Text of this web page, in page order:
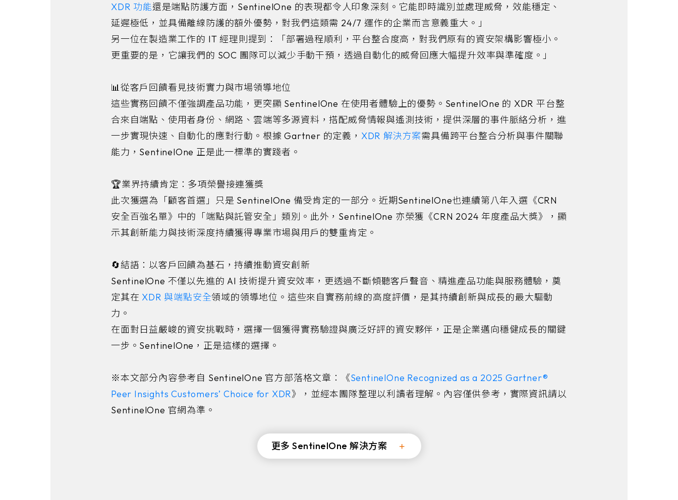
XDR 功能還是端點防護方面，SentinelOne 的表現都令人印象深刻。它能即時識別並處理威脅，效能穩定、
延遲極低，並具備離線防護的額外優勢，對我們這類需 24/7 運作的企業而言意義重大。」
另一位在製造業工作的 IT 經理則提到：「部署過程順利，平台整合度高，對我們原有的資安架構影響極小。
更重要的是，它讓我們的 SOC 團隊可以減少手動干預，透過自動化的威脅回應大幅提升效率與準確度。」
📊從客戶回饋看見技術實力與市場領導地位
這些實務回饋不僅強調產品功能，更突顯 SentinelOne 在使用者體驗上的優勢。SentinelOne 的 XDR 平台整
合來自端點、使用者身份、網路、雲端等多源資料，搭配威脅情報與遙測技術，提供深層的事件脈絡分析，進
一步實現快速、自動化的應對行動。根據 Gartner 的定義， XDR 解決方案需具備跨平台整合分析與事件關聯
能力，SentinelOne 正是此一標準的實踐者。
🏆業界持續肯定：多項榮譽接連獲獎
此次獲選為「顧客首選」只是 SentinelOne 備受肯定的一部分。近期SentinelOne也連續第八年入選《CRN
安全百強名單》中的「端點與託管安全」類別。此外，SentinelOne 亦榮獲《CRN 2024 年度產品大獎》，顯
示其創新能力與技術深度持續獲得專業市場與用戶的雙重肯定。
🔄結語：以客戶回饋為基石，持續推動資安創新
SentinelOne 不僅以先進的 AI 技術提升資安效率，更透過不斷傾聽客戶聲音、精進產品功能與服務體驗，奠
定其在 XDR 與端點安全領域的領導地位。這些來自實務前線的高度評價，是其持續創新與成長的最大驅動
力。
在面對日益嚴峻的資安挑戰時，選擇一個獲得實務驗證與廣泛好評的資安夥伴，正是企業邁向穩健成長的關鍵
一步。SentinelOne，正是這樣的選擇。
※本文部分內容參考自 SentinelOne 官方部落格文章：《SentinelOne Recognized as a 2025 Gartner®
Peer Insights Customers’ Choice for XDR》，並經本團隊整理以利讀者理解。內容僅供參考，實際資訊請以
SentinelOne 官網為準。
更多 SentinelOne 解決方案